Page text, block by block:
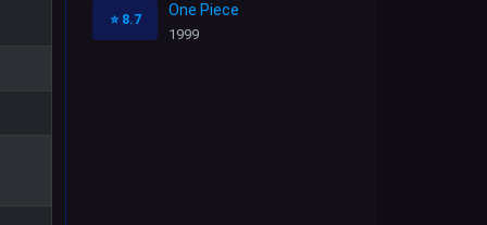
⭐ 8.7
One Piece
1999